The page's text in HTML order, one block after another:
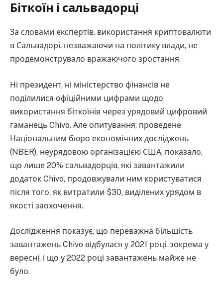
Біткоїн і сальвадорці
За словами експертів, використання криптовалюти
в Сальвадорі, незважаючи на політику влади, не
продемонструвало вражаючого зростання.
Ні президент, ні міністерство фінансів не
поділилися офіційними цифрами щодо
використання біткоїнів через урядовий цифровий
гаманець Chivo. Але опитування, проведене
Національним бюро економічних досліджень
(NBER), неурядовою організацією США, показало,
що лише 20% сальвадорців, які завантажили
додаток Chivo, продовжували ним користуватися
після того, як витратили $30, виділених урядом в
якості заохочення.
Дослідження показує, що переважна більшість
завантажень Chivo відбулася у 2021 році, зокрема у
вересні, і що у 2022 році завантажень майже не
було.